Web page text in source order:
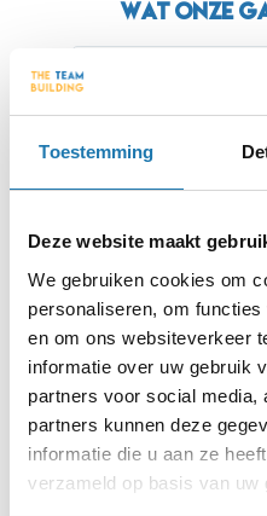
Toestemming
Deze website maakt
We gebruiken cookies om
personaliseren, om
en om ons websiteverkeer
informatie over uw gebruik
partners voor social media,
partners kunnen deze
informatie die u aan ze
verzameld op basis van
Wat onze
and
to
not
be a
own
Sietske

Twee verschillende
historische gebeurtenis,
oplossingsvermogen.